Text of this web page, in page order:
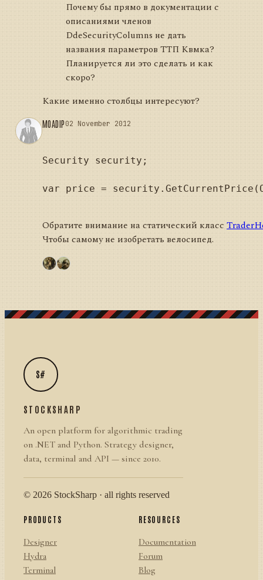
Почему бы прямо в документации с
описаниями членов
DdeSecurityColumns не дать
названия параметров ТТП Квмка?
Планируется ли это сделать и как
скоро?
Какие именно столбцы интересуют?
MOADIP02 November 2012
Security security;
var price =
Обратите внимание на статический класс
Чтобы самому не изобретать велосипед.
S#
STOCKSHARP
An open platform for algorithmic trading
on .NET and Python. Strategy designer,
data, terminal and API — since 2010.
© 2026 StockSharp · all rights reserved
PRODUCTS
Designer
Hydra
Terminal
RESOURCES
Documentation
Forum
Blog